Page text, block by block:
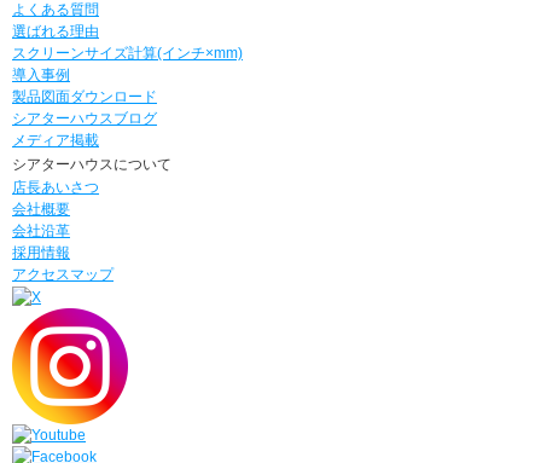
よくある質問
選ばれる理由
スクリーンサイズ計算(インチ×mm)
導入事例
製品図面ダウンロード
シアターハウスブログ
メディア掲載
シアターハウスについて
店長あいさつ
会社概要
会社沿革
採用情報
アクセスマップ